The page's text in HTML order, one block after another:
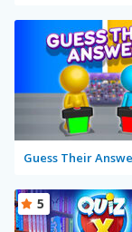
Guess Their
5